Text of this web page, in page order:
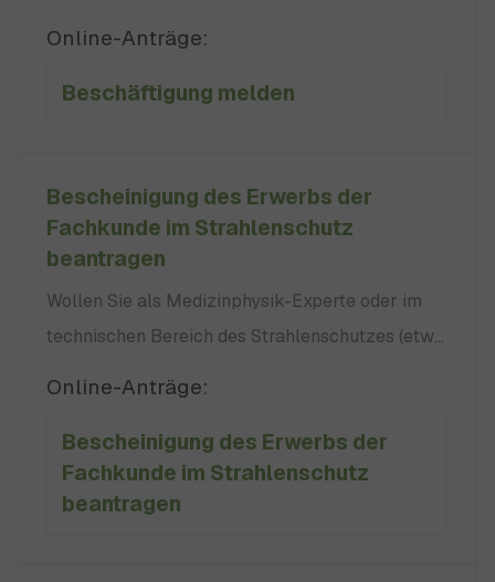
Mutterschutzgesetzes gelten unter anderem
Online-Anträge:
Beschäftigung melden
Bescheinigung des Erwerbs der
Fachkunde im Strahlenschutz
beantragen
Wollen Sie als Medizinphysik-Experte oder im
technischen Bereich des Strahlenschutzes (etwa
Strahlen oder beim Umgang mit radioaktiven
Stoffen) tätig werden? Dann müssen Sie den
Erwerb der hierfür erforderlichen Fachkunde der
Online-Anträge:
Bescheinigung des Erwerbs der
Fachkunde im Strahlenschutz
beantragen